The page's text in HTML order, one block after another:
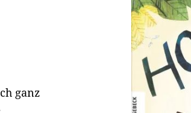
ganz